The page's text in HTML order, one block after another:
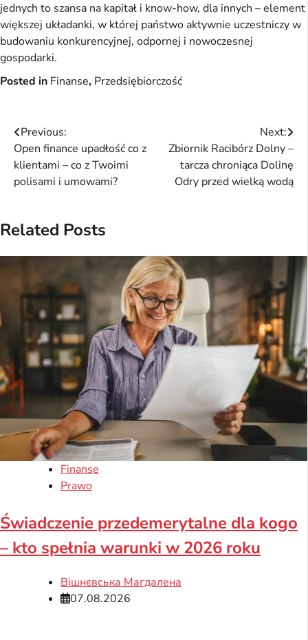
jednych to szansa na kapitał i know-how, dla innych – element
większej układanki, w której państwo aktywnie uczestniczy w
budowaniu konkurencyjnej, odpornej i nowoczesnej
gospodarki.
Posted in Finanse, Przedsiębiorczość
Nawigacja
wpisu
Previous:
Open finance upadłość co z
klientami – co z Twoimi
polisami i umowami?
Next:
Zbiornik Racibórz Dolny –
tarcza chroniąca Dolinę
Odry przed wielką wodą
Related Posts
Finanse
Prawo
Świadczenie przedemerytalne dla kogo
– kto spełnia warunki w 2026 roku
Вішнєвська Магдалена
07.08.2026